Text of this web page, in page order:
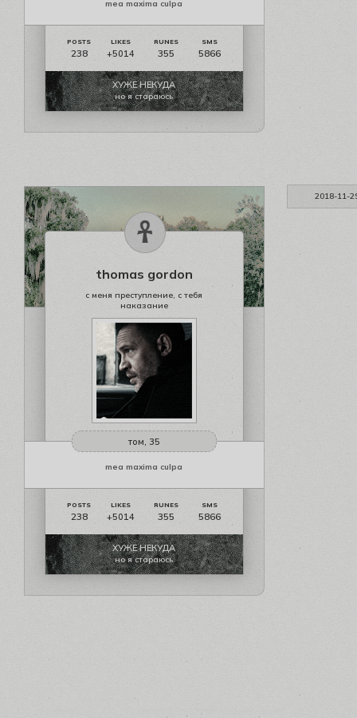
mea maxima culpa
238 +5014 355 5866
ХУЖЕ НЕКУДА
но я стараюсь
2018-11-
thomas gordon
с меня преступление, с тебя
наказание
том, 35
mea maxima culpa
238 +5014 355 5866
ХУЖЕ НЕКУДА
но я стараюсь